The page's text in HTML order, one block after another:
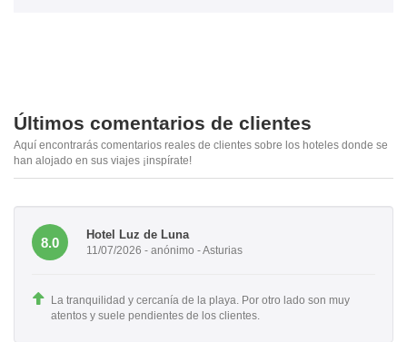
Últimos comentarios de clientes
Aquí encontrarás comentarios reales de clientes sobre los hoteles donde se
han alojado en sus viajes ¡inspírate!
8.0
Hotel Luz de Luna
11/07/2026 - anónimo - Asturias
La tranquilidad y cercanía de la playa. Por otro lado son muy
atentos y suele pendientes de los clientes.